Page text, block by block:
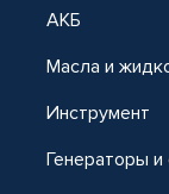
АКБ
Масла и
Инструмент
Генераторы